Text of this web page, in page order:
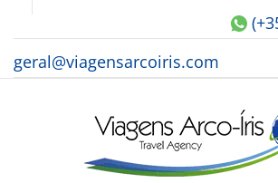
geral@viagensarcoiris.com